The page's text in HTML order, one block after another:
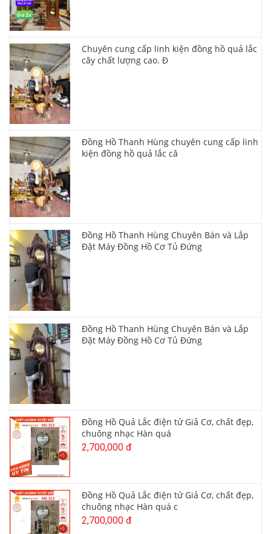
Chuyên cung cấp linh kiện đồng hồ quả lắc
cây chất lượng cao. Đ
Đồng Hồ Thanh Hùng chuyên cung cấp linh
kiện đồng hồ quả lắc câ
Đồng Hồ Thanh Hùng Chuyên Bán và Lắp
Đặt Máy Đồng Hồ Cơ Tủ Đứng
Đồng Hồ Thanh Hùng Chuyên Bán và Lắp
Đặt Máy Đồng Hồ Cơ Tủ Đứng
Đồng Hồ Quả Lắc điện tử Giả Cơ, chất đẹp,
chuông nhạc Hàn quá
2,700,000 đ
Đồng Hồ Quả Lắc điện tử Giả Cơ, chất đẹp,
chuông nhạc Hàn quá c
2,700,000 đ